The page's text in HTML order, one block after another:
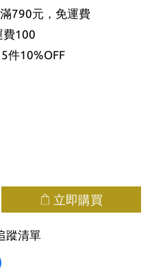
790元，免運費
費100
件10%OFF
立即購買
蹤清單